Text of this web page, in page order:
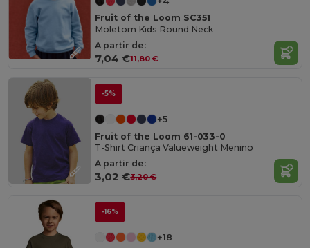
Fruit of the Loom SC351
Moletom Kids Round Neck
A partir de:
7,04 €11,80 €
-5%
+5
Fruit of the Loom 61-033-0
T-Shirt Criança Valueweight Menino
A partir de:
3,02 €3,20 €
-16%
+18